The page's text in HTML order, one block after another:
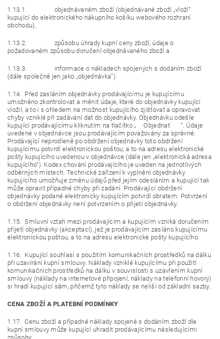
1.13.1. objednávaném zboží (objednávané zboží „vloží“
kupující do elektronického nákupního košíku webového rozhraní
obchodu),
1.13.2. způsobu úhrady kupní ceny zboží, údaje o
požadovaném způsobu doručení objednávaného zboží a
1.13.3. informace o nákladech spojených s dodáním zboží
(dále společně jen jako „objednávka“).
1.14. Před zasláním objednávky prodávajícímu je kupujícímu
umožněno zkontrolovat a měnit údaje, které do objednávky kupující
vložil, a to i s ohledem na možnost kupujícího zjišťovat a opravovat
chyby vzniklé při zadávání dat do objednávky. Objednávku odešle
kupující prodávajícímu kliknutím na tlačítko „ Objednat “. Údaje
uvedené v objednávce jsou prodávajícím považovány za správné.
Prodávající neprodleně po obdržení objednávky toto obdržení
kupujícímu potvrdí elektronickou poštou, a to na adresu elektronické
pošty kupujícího uvedenou v objednávce (dále jen „elektronická adresa
kupujícího“). Kodex chování prodávajícího je uveden na jednotlivých
odběrných místech. Technické zařízení k vyplnění objednávky
kupujícího umožňuje změnu údajů před jejím odesláním a kupující tak
může opravit případné chyby při zadání. Prodávající obdržení
objednávky podané elektronicky kupujícím potvrdí obratem. Potvrzení
o obdržení objednávky není potvrzením o přijetí objednávky.
1.15. Smluvní vztah mezi prodávajícím a kupujícím vzniká doručením
přijetí objednávky (akceptací), jež je prodávajícím zasláno kupujícímu
elektronickou poštou, a to na adresu elektronické pošty kupujícího.
1.16. Kupující souhlasí s použitím komunikačních prostředků na dálku
při uzavírání kupní smlouvy. Náklady vzniklé kupujícímu při použití
komunikačních prostředků na dálku v souvislosti s uzavřením kupní
smlouvy (náklady na internetové připojení, náklady na telefonní hovory)
si hradí kupující sám, přičemž tyto náklady se neliší od základní sazby.
CENA ZBOŽÍ A PLATEBNÍ PODMÍNKY
1.17. Cenu zboží a případné náklady spojené s dodáním zboží dle
kupní smlouvy může kupující uhradit prodávajícímu následujícími
způsoby: